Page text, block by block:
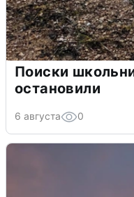
Поиски
остановили
6 августа 0